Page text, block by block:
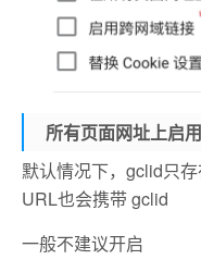
所有页面网址上启
默认情况下，gclid只
URL也会携带 gclid
一般不建议开启